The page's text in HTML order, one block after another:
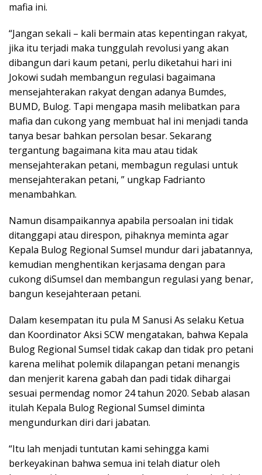
mafia ini.
“Jangan sekali – kali bermain atas kepentingan rakyat,
jika itu terjadi maka tunggulah revolusi yang akan
dibangun dari kaum petani, perlu diketahui hari ini
Jokowi sudah membangun regulasi bagaimana
mensejahterakan rakyat dengan adanya Bumdes,
BUMD, Bulog. Tapi mengapa masih melibatkan para
mafia dan cukong yang membuat hal ini menjadi tanda
tanya besar bahkan persolan besar. Sekarang
tergantung bagaimana kita mau atau tidak
mensejahterakan petani, membagun regulasi untuk
mensejahterakan petani, ” ungkap Fadrianto
menambahkan.
Namun disampaikannya apabila persoalan ini tidak
ditanggapi atau direspon, pihaknya meminta agar
Kepala Bulog Regional Sumsel mundur dari jabatannya,
kemudian menghentikan kerjasama dengan para
cukong diSumsel dan membangun regulasi yang benar,
bangun kesejahteraan petani.
Dalam kesempatan itu pula M Sanusi As selaku Ketua
dan Koordinator Aksi SCW mengatakan, bahwa Kepala
Bulog Regional Sumsel tidak cakap dan tidak pro petani
karena melihat polemik dilapangan petani menangis
dan menjerit karena gabah dan padi tidak dihargai
sesuai permendag nomor 24 tahun 2020. Sebab alasan
itulah Kepala Bulog Regional Sumsel diminta
mengundurkan diri dari jabatan.
“Itu lah menjadi tuntutan kami sehingga kami
berkeyakinan bahwa semua ini telah diatur oleh